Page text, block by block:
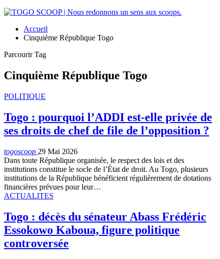
Accueil
Cinquième République Togo
Parcourir Tag
Cinquième République Togo
POLITIQUE
Togo : pourquoi l’ADDI est-elle privée de
ses droits de chef de file de l’opposition ?
togoscoop 29 Mai 2026
Dans toute République organisée, le respect des lois et des
institutions constitue le socle de l’État de droit. Au Togo, plusieurs
institutions de la République bénéficient régulièrement de dotations
financières prévues pour leur…
ACTUALITES
Togo : décès du sénateur Abass Frédéric
Essokowo Kaboua, figure politique
controversée